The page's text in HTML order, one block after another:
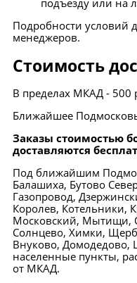
подъезду или на
Подробности условий
менеджеров.
Стоимость
В пределах МКАД - 500
Ближайшее
Заказы стоимостью
доставляются
Под ближайшим
Балашиха, Бутово
Газопровод,
Королев, Котельники,
Московский, Мытищи,
Солнцево, Химки,
Внуково, Домодедово,
населенные пункты,
от МКАД.